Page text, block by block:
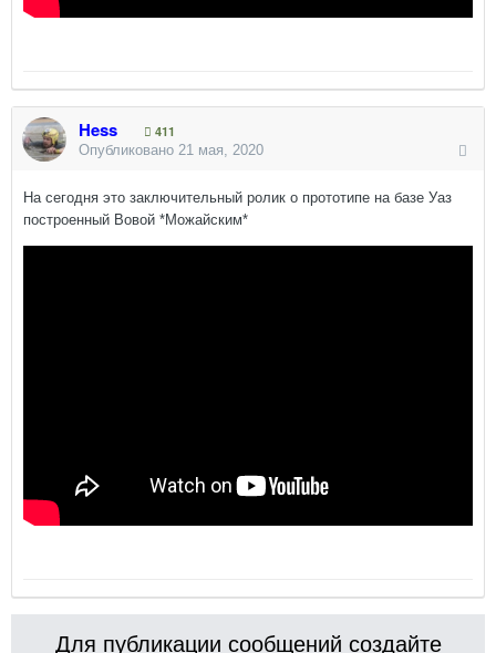
Hess
411
Опубликовано 21 мая, 2020
На сегодня это заключительный ролик о прототипе на базе Уаз
построенный Вовой *Можайским*
Для публикации сообщений создайте